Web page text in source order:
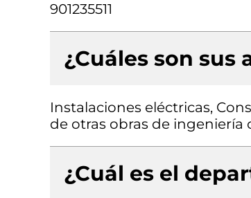
901235511
¿Cuáles son sus
Instalaciones eléctricas,
de otras obras de ingeniería
¿Cuál es el